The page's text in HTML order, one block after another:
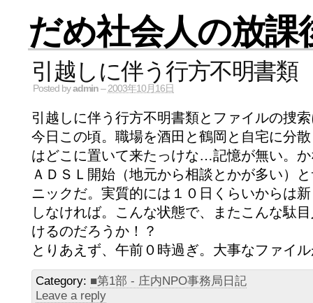
だめ社会人の放課
引越しに伴う行方不明書類
Posted byadmin –2003年10月16日
引越しに伴う行方不明書類とファイルの捜
今日この頃。職場を酒田と鶴岡と自宅に分
はどこに置いて来たっけな…記憶が無い。
ＡＤＳＬ開始（地元から相談とかが多い）
ニックだ。実質的には１０日くらいからは
しなければ。こんな状態で、またこんな駄
けるのだろうか！？
とりあえず、午前０時過ぎ。大事なファイ
Category: ■第1部 - 庄内NPO事務局日記
Leave a reply